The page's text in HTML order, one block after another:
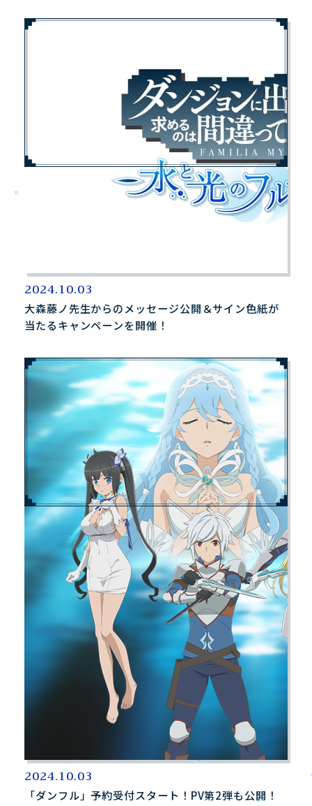
2024.10.03
大森藤ノ先生からのメッセージ公開＆サイン色紙が
当たるキャンペーンを開催！
2024.10.03
「ダンフル」予約受付スタート！PV第2弾も公開！